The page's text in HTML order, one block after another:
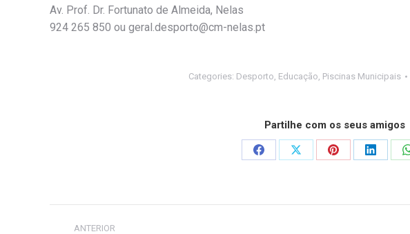
Av. Prof. Dr. Fortunato de Almeida, Nelas
924 265 850 ou geral.desporto@cm-nelas.pt
Categories: Desporto Educação Piscinas Municipais
Partilhe com os seus amigos
Share
Share
Share
Share
Post
ANTERIOR